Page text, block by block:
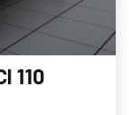
110